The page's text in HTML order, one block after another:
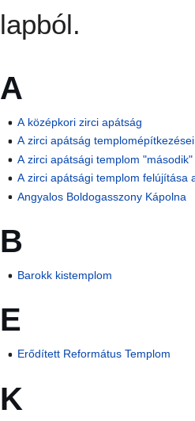
lapból.
A
A középkori zirci apátság
A zirci apátság
A zirci apátsági templom
A zirci apátsági templom felújítása
Angyalos Boldogasszony Kápolna
B
Barokk kistemplom
E
Erődített Református Templom
K